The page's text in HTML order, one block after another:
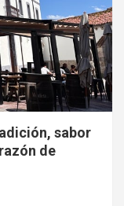
sabor
de